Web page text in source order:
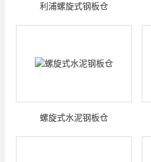
利浦螺旋式钢板仓
螺旋式水泥钢板仓